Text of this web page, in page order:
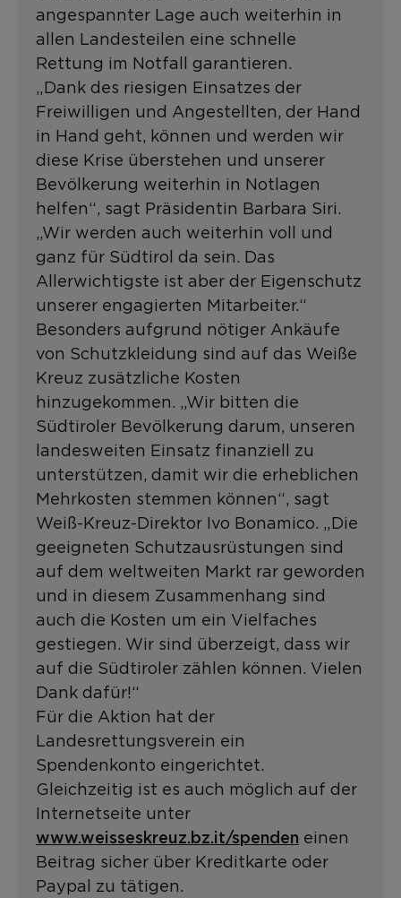
angespannter Lage auch weiterhin in
allen Landesteilen eine schnelle
Rettung im Notfall garantieren.
„Dank des riesigen Einsatzes der
Freiwilligen und Angestellten, der Hand
in Hand geht, können und werden wir
diese Krise überstehen und unserer
Bevölkerung weiterhin in Notlagen
helfen“, sagt Präsidentin Barbara Siri.
„Wir werden auch weiterhin voll und
ganz für Südtirol da sein. Das
Allerwichtigste ist aber der Eigenschutz
unserer engagierten Mitarbeiter.“
Besonders aufgrund nötiger Ankäufe
von Schutzkleidung sind auf das Weiße
Kreuz zusätzliche Kosten
hinzugekommen. „Wir bitten die
Südtiroler Bevölkerung darum, unseren
landesweiten Einsatz finanziell zu
unterstützen, damit wir die erheblichen
Mehrkosten stemmen können“, sagt
Weiß-Kreuz-Direktor Ivo Bonamico. „Die
geeigneten Schutzausrüstungen sind
auf dem weltweiten Markt rar geworden
und in diesem Zusammenhang sind
auch die Kosten um ein Vielfaches
gestiegen. Wir sind überzeigt, dass wir
auf die Südtiroler zählen können. Vielen
Dank dafür!“
Für die Aktion hat der
Landesrettungsverein ein
Spendenkonto eingerichtet.
Gleichzeitig ist es auch möglich auf der
Internetseite unter
www.weisseskreuz.bz.it/spenden einen
Beitrag sicher über Kreditkarte oder
Paypal zu tätigen.